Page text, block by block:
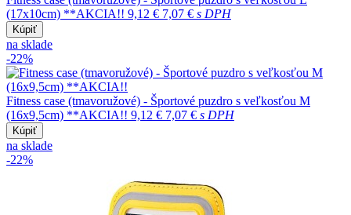
(17x10cm) **AKCIA!! 9,12 € 7,07 € s DPH
Kúpiť
na sklade
-22%
Fitness case (tmavoružové) - Športové puzdro s veľkosťou M
(16x9,5cm) **AKCIA!! 9,12 € 7,07 € s DPH
Kúpiť
na sklade
-22%